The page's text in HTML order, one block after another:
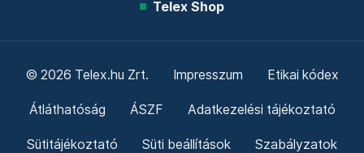
Telex Shop
© 2026 Telex.hu Zrt. Impresszum Etikai kódex
Átláthatóság ÁSZF Adatkezelési tájékoztató
Sütitájékoztató Süti beállítások Szabályzatok